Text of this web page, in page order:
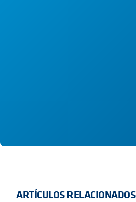
ARTÍCULOS RELACIONADOS